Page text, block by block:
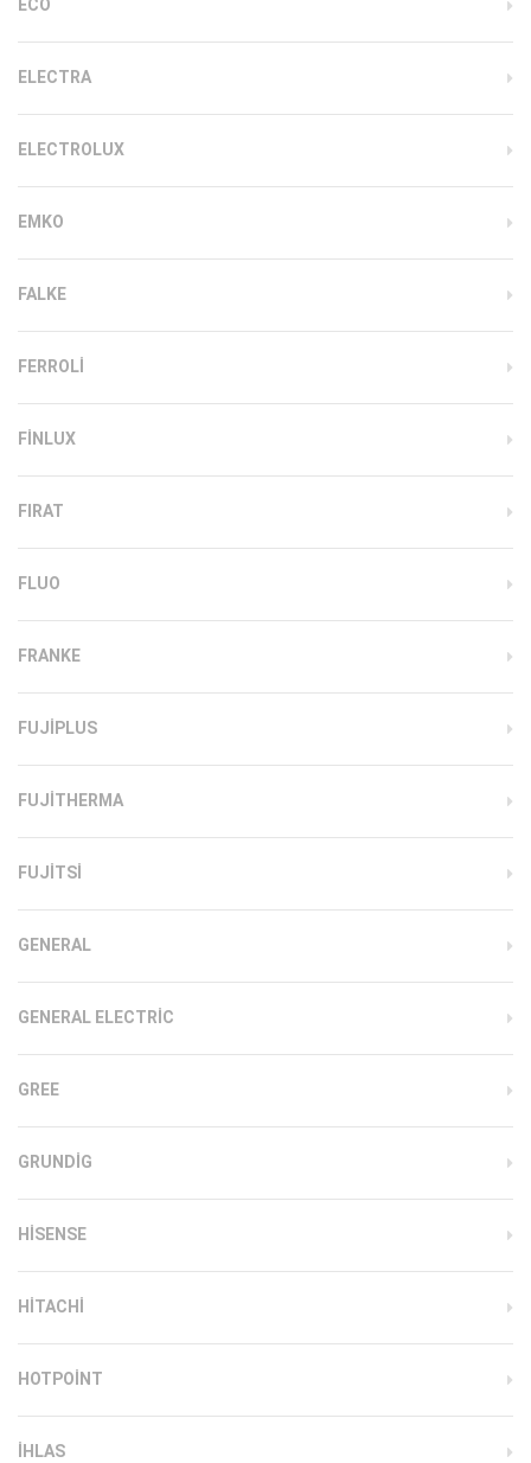
ECO
ELECTRA
ELECTROLUX
EMKO
FALKE
FERROLI
FINLUX
FIRAT
FLUO
FRANKE
FUJIPLUS
FUJITHERMA
FUJITSI
GENERAL
GENERAL ELECTRIC
GREE
GRUNDIG
HISENSE
HITACHI
HOTPOINT
IHLAS